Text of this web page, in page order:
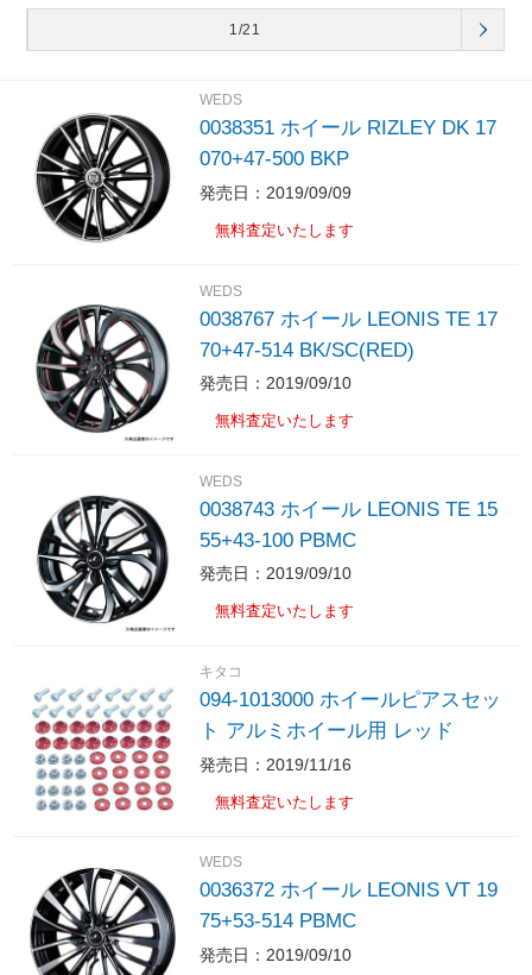
1/21
WEDS
0038351 ホイール RIZLEY DK 17
070+47-500 BKP
発売日：2019/09/09
無料査定いたします
WEDS
0038767 ホイール LEONIS TE 17
70+47-514 BK/SC(RED)
発売日：2019/09/10
無料査定いたします
WEDS
0038743 ホイール LEONIS TE 15
55+43-100 PBMC
発売日：2019/09/10
無料査定いたします
キタコ
094-1013000 ホイールピアスセッ
ト アルミホイール用 レッド
発売日：2019/11/16
無料査定いたします
WEDS
0036372 ホイール LEONIS VT 19
75+53-514 PBMC
発売日：2019/09/10